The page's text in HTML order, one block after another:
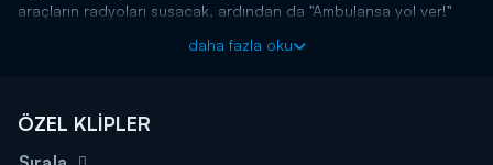
araçların radyoları susacak, ardından da "Ambulansa yol ver!"
daha fazla oku
ÖZEL KLİPLER